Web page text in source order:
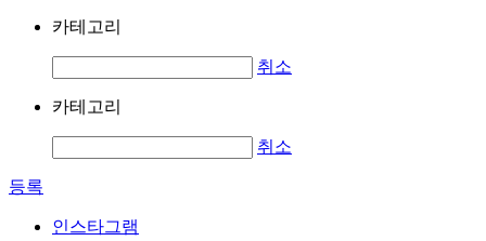
카테고리
취소
카테고리
취소
등록
인스타그램